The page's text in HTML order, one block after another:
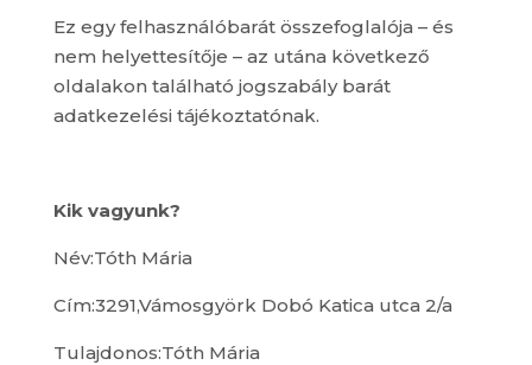
Ez egy felhasználóbarát összefoglalója – és
nem helyettesítője – az utána következő
oldalakon található jogszabály barát
adatkezelési tájékoztatónak.
Kik vagyunk?
Név:Tóth Mária
Cím:3291,Vámosgyörk Dobó Katica utca 2/a
Tulajdonos:Tóth Mária